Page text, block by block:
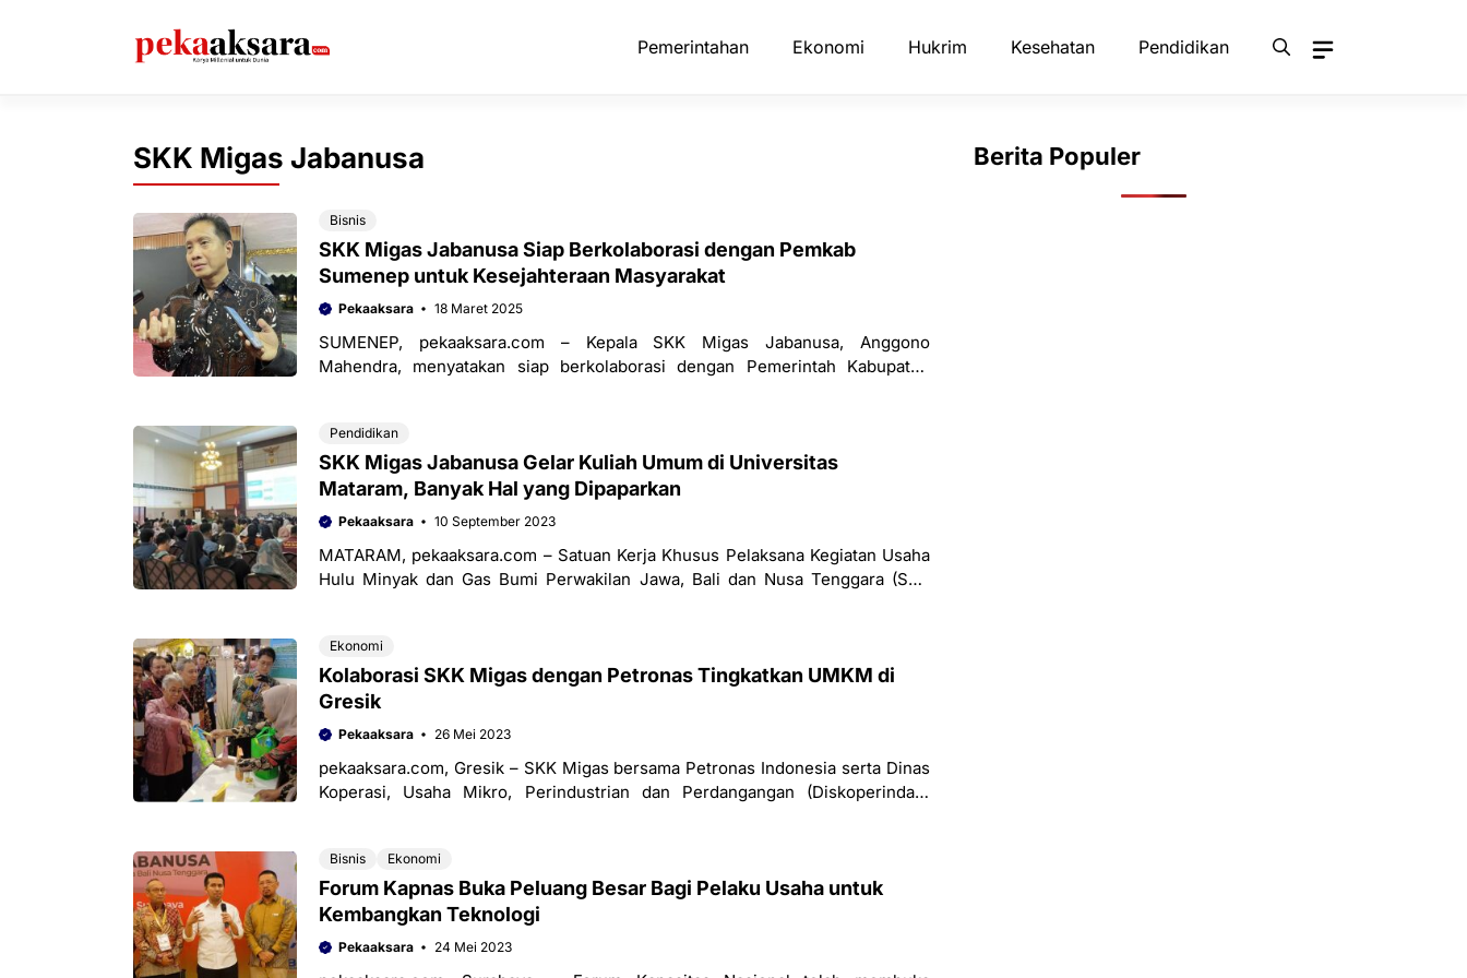
Pemerintahan Ekonomi Hukrim Kesehatan Pendidikan
SKK Migas Jabanusa
Bisnis
SKK Migas Jabanusa Siap Berkolaborasi dengan Pemkab
Sumenep untuk Kesejahteraan Masyarakat
Pekaaksara 18 Maret 2025
SUMENEP, pekaaksara.com – Kepala SKK Migas Jabanusa, Anggono
Mahendra, menyatakan siap berkolaborasi dengan Pemerintah Kabupaten
Pendidikan
SKK Migas Jabanusa Gelar Kuliah Umum di Universitas
Mataram, Banyak Hal yang Dipaparkan
Pekaaksara 10 September 2023
MATARAM, pekaaksara.com – Satuan Kerja Khusus Pelaksana Kegiatan Usaha
Hulu Minyak dan Gas Bumi Perwakilan Jawa, Bali dan Nusa Tenggara (SKK
Ekonomi
Kolaborasi SKK Migas dengan Petronas Tingkatkan UMKM di
Gresik
Pekaaksara 26 Mei 2023
pekaaksara.com, Gresik – SKK Migas bersama Petronas Indonesia serta Dinas
Koperasi, Usaha Mikro, Perindustrian dan Perdangangan (Diskoperindag)
Bisnis Ekonomi
Forum Kapnas Buka Peluang Besar Bagi Pelaku Usaha untuk
Kembangkan Teknologi
Pekaaksara 24 Mei 2023
Berita Populer